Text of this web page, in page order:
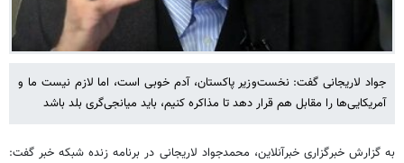
جواد لاریجانی گفت: نخست‌وزیر پاکستان، آدم خوبی است، اما لازم نیست ما و
آمریکایی‌ها را مقابل هم قرار دهد تا مذاکره کنیم، باید میانجی‌گری بلد باشد
به گزارش خبرگزاری خبرآنلاین، محمدجواد لاریجانی در برنامه زنده شبکه خبر گفت: